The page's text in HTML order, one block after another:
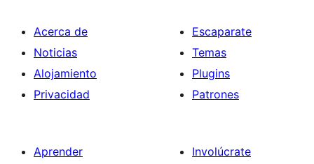
Acerca de
Noticias
Alojamiento
Privacidad
Escaparate
Temas
Plugins
Patrones
Aprender
Involúcrate